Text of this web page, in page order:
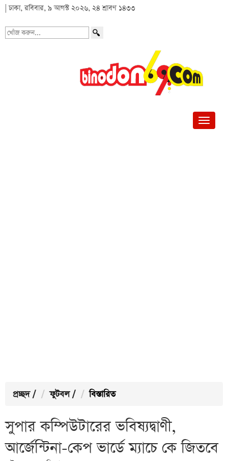
| ঢাকা, রবিবার, ৯ আগস্ট ২০২৬, ২৪ শ্রাবণ ১৪৩৩
খোঁজ
প্রচ্ছদ / ফুটবল / বিস্তারিত
সুপার কম্পিউটারের ভবিষ্যদ্বাণী,
আর্জেন্টিনা-কেপ ভার্ডে ম্যাচে কে জিতবে